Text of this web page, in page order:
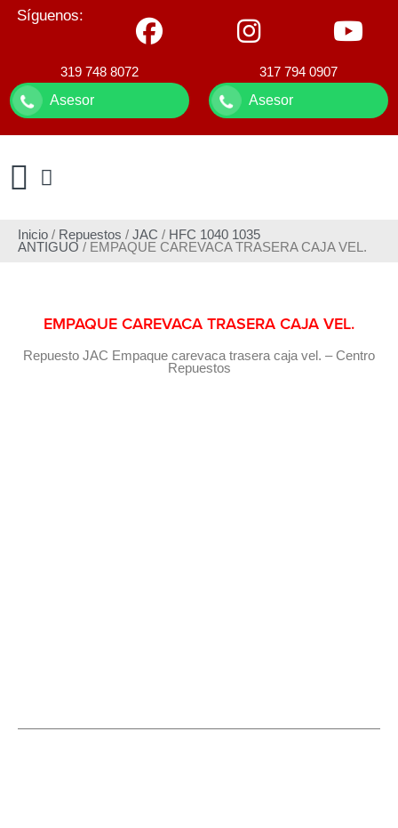
Síguenos:
319 748 8072
Asesor
317 794 0907
Asesor
Inicio / Repuestos / JAC / HFC 1040 1035
ANTIGUO / EMPAQUE CAREVACA TRASERA CAJA VEL.
EMPAQUE CAREVACA TRASERA CAJA VEL.
Repuesto JAC Empaque carevaca trasera caja vel. – Centro
Repuestos